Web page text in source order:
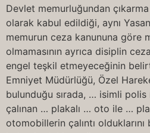
Devlet memurluğundan
olarak kabul edildiği, aynı
memurun ceza kanununa göre
olmamasının ayrıca disiplin
engel teşkil etmeyeceğinin
Emniyet Müdürlüğü, Özel
bulunduğu sırada, … isimli
çalınan … plakalı … oto ile …
otomobillerin çalıntı